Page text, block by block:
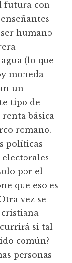
futura con
humano
(lo que
moneda
un
tipo de
básica
romano.
políticas
electorales
por el
que eso es
vez se
si tal
común?
personas